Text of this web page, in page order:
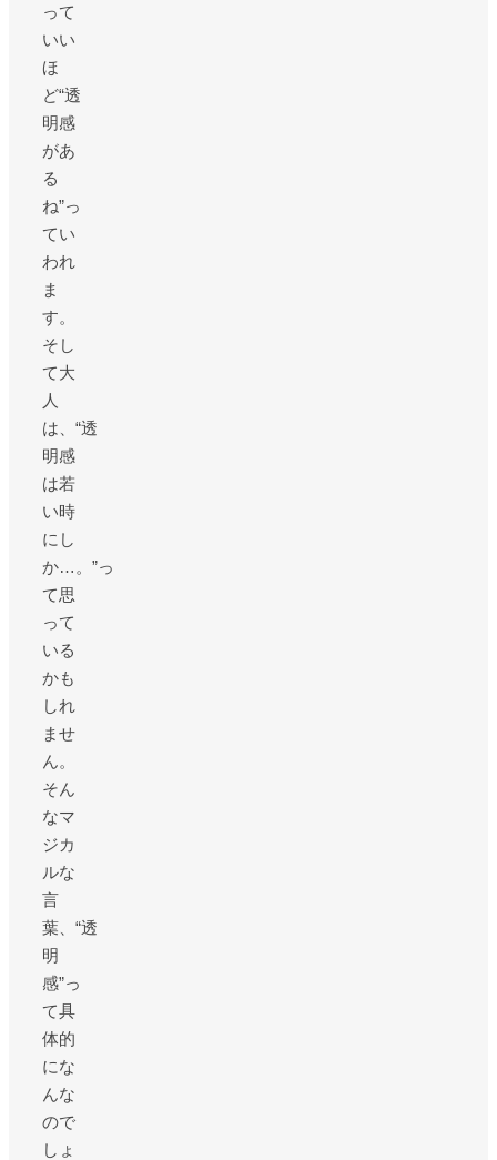
って
いい
ほ
ど“透
明感
があ
る
ね”っ
てい
われ
ま
す。
そし
て大
人
は、“透
明感
は若
い時
にし
か…。”っ
て思
って
いる
かも
しれ
ませ
ん。
そん
なマ
ジカ
ルな
言
葉、“透
明
感”っ
て具
体的
にな
んな
ので
しょ